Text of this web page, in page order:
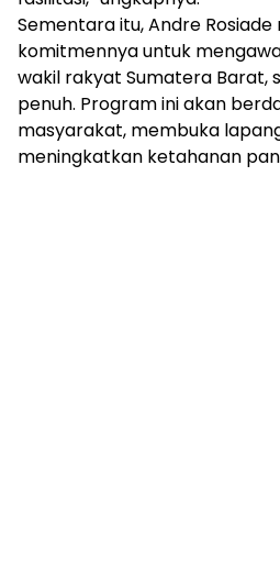
Sementara itu, Andre
komitmennya untuk
wakil rakyat Sumatera Barat,
penuh. Program ini akan
masyarakat, membuka
meningkatkan ketahanan